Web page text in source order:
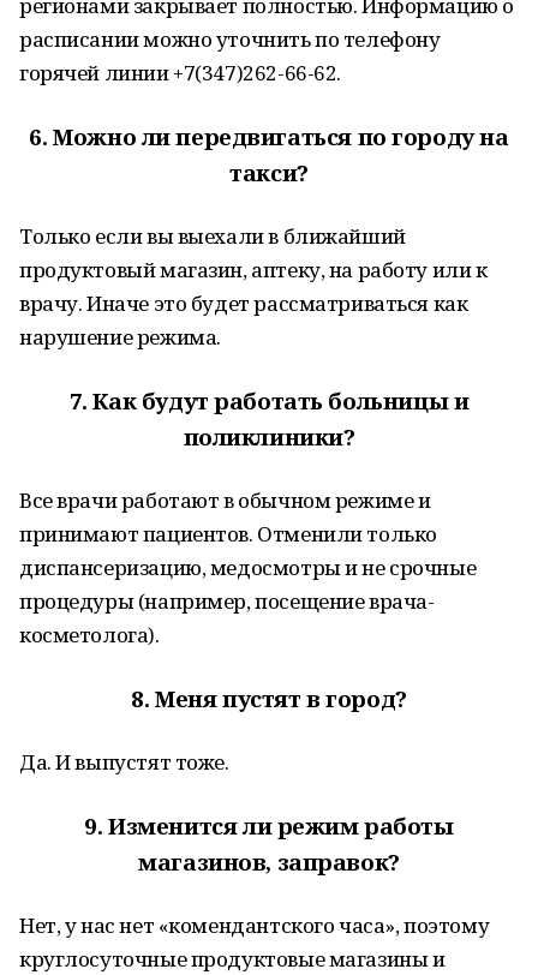
расписании можно уточнить по телефону
горячей линии +7(347)262-66-62.
6.Можно ли передвигаться по городу на
такси?
Только если вы выехали в ближайший
продуктовый магазин, аптеку, на работу или к
врачу. Иначе это будет рассматриваться как
нарушение режима.
7.Как будут работать больницы и
поликлиники?
Все врачи работают в обычном режиме и
принимают пациентов. Отменили только
диспансеризацию, медосмотры и не срочные
процедуры (например, посещение врача-
косметолога).
8.Меня пустят в город?
Да. И выпустят тоже.
9.Изменится ли режим работы
магазинов, заправок?
Нет, у нас нет «комендантского часа», поэтому
круглосуточные продуктовые магазины и